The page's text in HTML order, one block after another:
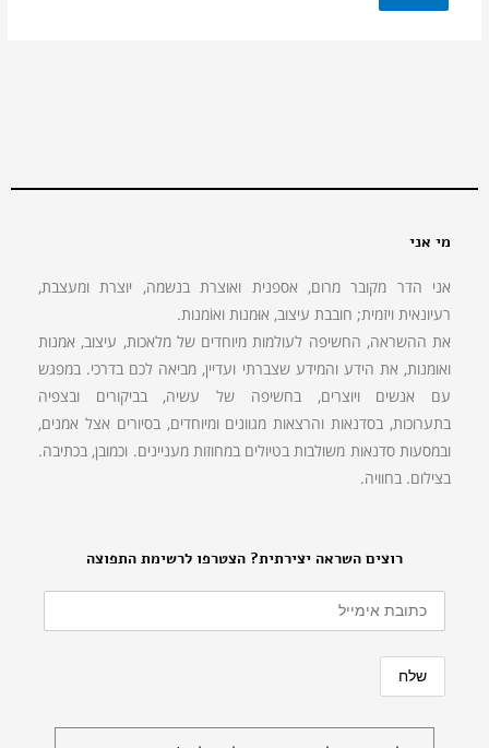
רוצים השראה יצירתית? הצטרפו לרשימת התפוצה
מי אני
אני הדר מקובר מרום, אספנית ואוצרת בנשמה, יוצרת ומעצבת,
רעיונאית ויזמית; חובבת עיצוב, אוּמנות ואוֹמנות.
את ההשראה, החשיפה לעולמות מיוחדים של מלאכות, עיצוב, אמנות
ואומנות, את הידע והמידע שצברתי ועדיין, מביאה לכם בדרכי. במפגש
עם אנשים ויוצרים, בחשיפה של עשיה, בביקורים ובצפיה
בתערוכות, בסדנאות והרצאות מגוונים ומיוחדים, בסיורים אצל אמנים,
ובמסעות סדנאות משולבות בטיולים במחוזות מעניינים. וכמובן, בכתיבה.
בצילום. בחוויה.